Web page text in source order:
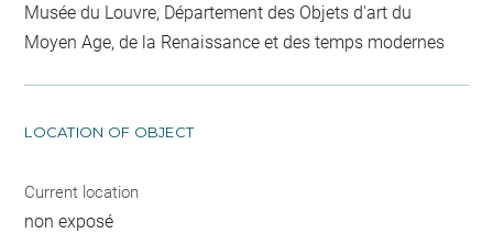
Musée du Louvre, Département des Objets d'art du
Moyen Age, de la Renaissance et des temps modernes
LOCATION OF OBJECT
Current location
non exposé